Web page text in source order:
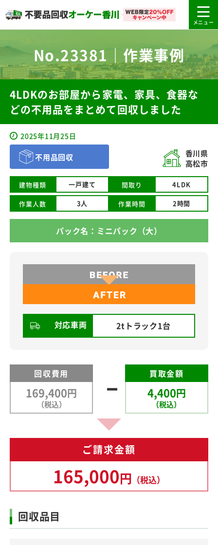
No.23381｜作業事例
4LDKのお部屋から家電、家具、食器な
どの不用品をまとめて回収しました
2025年11月25日
不用品回収
香川県
高松市
建物種類 一戸建て 間取り 4LDK
作業人数 3人 作業時間 2時間
パック名：ミニパック（大）
対応車両 2tトラック1台
回収費用
169,400円
（税込）
買取金額
4,400円
（税込）
ご請求金額
165,000円 （税込）
回収品目